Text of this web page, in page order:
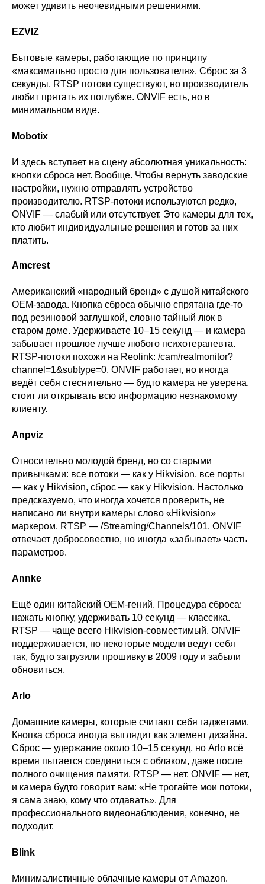
может удивить неочевидными решениями.
EZVIZ
Бытовые камеры, работающие по принципу
«максимально просто для пользователя». Сброс за 3
секунды. RTSP потоки существуют, но производитель
любит прятать их поглубже. ONVIF есть, но в
минимальном виде.
Mobotix
И здесь вступает на сцену абсолютная уникальность:
кнопки сброса нет. Вообще. Чтобы вернуть заводские
настройки, нужно отправлять устройство
производителю. RTSP-потоки используются редко,
ONVIF — слабый или отсутствует. Это камеры для тех,
кто любит индивидуальные решения и готов за них
платить.
Amcrest
Американский «народный бренд» с душой китайского
OEM-завода. Кнопка сброса обычно спрятана где-то
под резиновой заглушкой, словно тайный люк в
старом доме. Удерживаете 10–15 секунд — и камера
забывает прошлое лучше любого психотерапевта.
RTSP-потоки похожи на Reolink: /cam/realmonitor?
channel=1&subtype=0. ONVIF работает, но иногда
ведёт себя стеснительно — будто камера не уверена,
стоит ли открывать всю информацию незнакомому
клиенту.
Anpviz
Относительно молодой бренд, но со старыми
привычками: все потоки — как у Hikvision, все порты
— как у Hikvision, сброс — как у Hikvision. Настолько
предсказуемо, что иногда хочется проверить, не
написано ли внутри камеры слово «Hikvision»
маркером. RTSP — /Streaming/Channels/101. ONVIF
отвечает добросовестно, но иногда «забывает» часть
параметров.
Annke
Ещё один китайский OEM-гений. Процедура сброса:
нажать кнопку, удерживать 10 секунд — классика.
RTSP — чаще всего Hikvision-совместимый. ONVIF
поддерживается, но некоторые модели ведут себя
так, будто загрузили прошивку в 2009 году и забыли
обновиться.
Arlo
Домашние камеры, которые считают себя гаджетами.
Кнопка сброса иногда выглядит как элемент дизайна.
Сброс — удержание около 10–15 секунд, но Arlo всё
время пытается соединиться с облаком, даже после
полного очищения памяти. RTSP — нет, ONVIF — нет,
и камера будто говорит вам: «Не трогайте мои потоки,
я сама знаю, кому что отдавать». Для
профессионального видеонаблюдения, конечно, не
подходит.
Blink
Минималистичные облачные камеры от Amazon.